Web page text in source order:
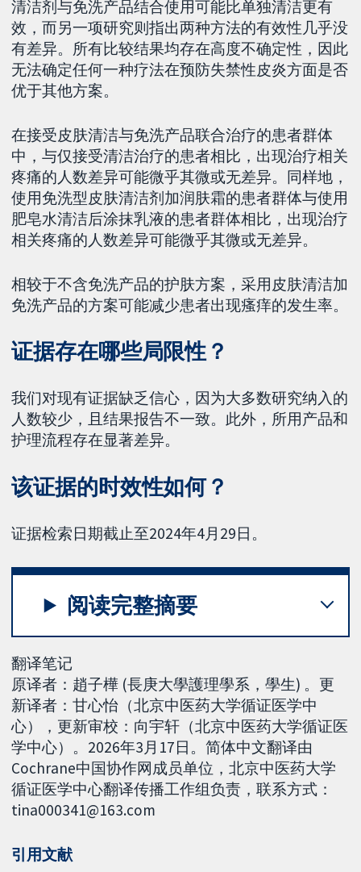
清洁剂与免洗产品结合使用可能比单独清洁更有
效，而另一项研究则指出两种方法的有效性几乎没
有差异。所有比较结果均存在高度不确定性，因此
无法确定任何一种疗法在预防失禁性皮炎方面是否
优于其他方案。
在接受皮肤清洁与免洗产品联合治疗的患者群体
中，与仅接受清洁治疗的患者相比，出现治疗相关
疼痛的人数差异可能微乎其微或无差异。同样地，
使用免洗型皮肤清洁剂加润肤霜的患者群体与使用
肥皂水清洁后涂抹乳液的患者群体相比，出现治疗
相关疼痛的人数差异可能微乎其微或无差异。
相较于不含免洗产品的护肤方案，采用皮肤清洁加
免洗产品的方案可能减少患者出现瘙痒的发生率。
证据存在哪些局限性？
我们对现有证据缺乏信心，因为大多数研究纳入的
人数较少，且结果报告不一致。此外，所用产品和
护理流程存在显著差异。
该证据的时效性如何？
证据检索日期截止至2024年4月29日。
阅读完整摘要
翻译笔记
原译者：趙子樺 (長庚大學護理學系，學生) 。更
新译者：甘心怡（北京中医药大学循证医学中
心），更新审校：向宇轩（北京中医药大学循证医
学中心）。2026年3月17日。简体中文翻译由
Cochrane中国协作网成员单位，北京中医药大学
循证医学中心翻译传播工作组负责，联系方式：
tina000341@163.com
引用文献